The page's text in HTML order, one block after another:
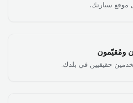
موقع سيارتك.
ومُقيّمون
حقيقيين في بلدك.